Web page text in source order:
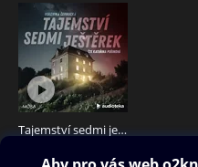
Tajemství sedmi ještěrek
299 Kč